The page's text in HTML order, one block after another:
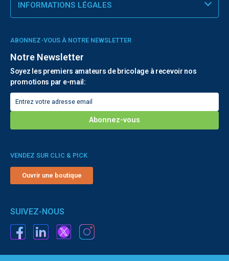
INFORMATIONS LÉGALES
ABONNEZ-VOUS À NOTRE NEWSLETTER
Notre Newsletter
Soyez les premiers amateurs de bricolage à recevoir nos
promotions par e-mail:
VENDEZ SUR CLIC & PICK
Ouvrir une boutique
SUIVEZ-NOUS